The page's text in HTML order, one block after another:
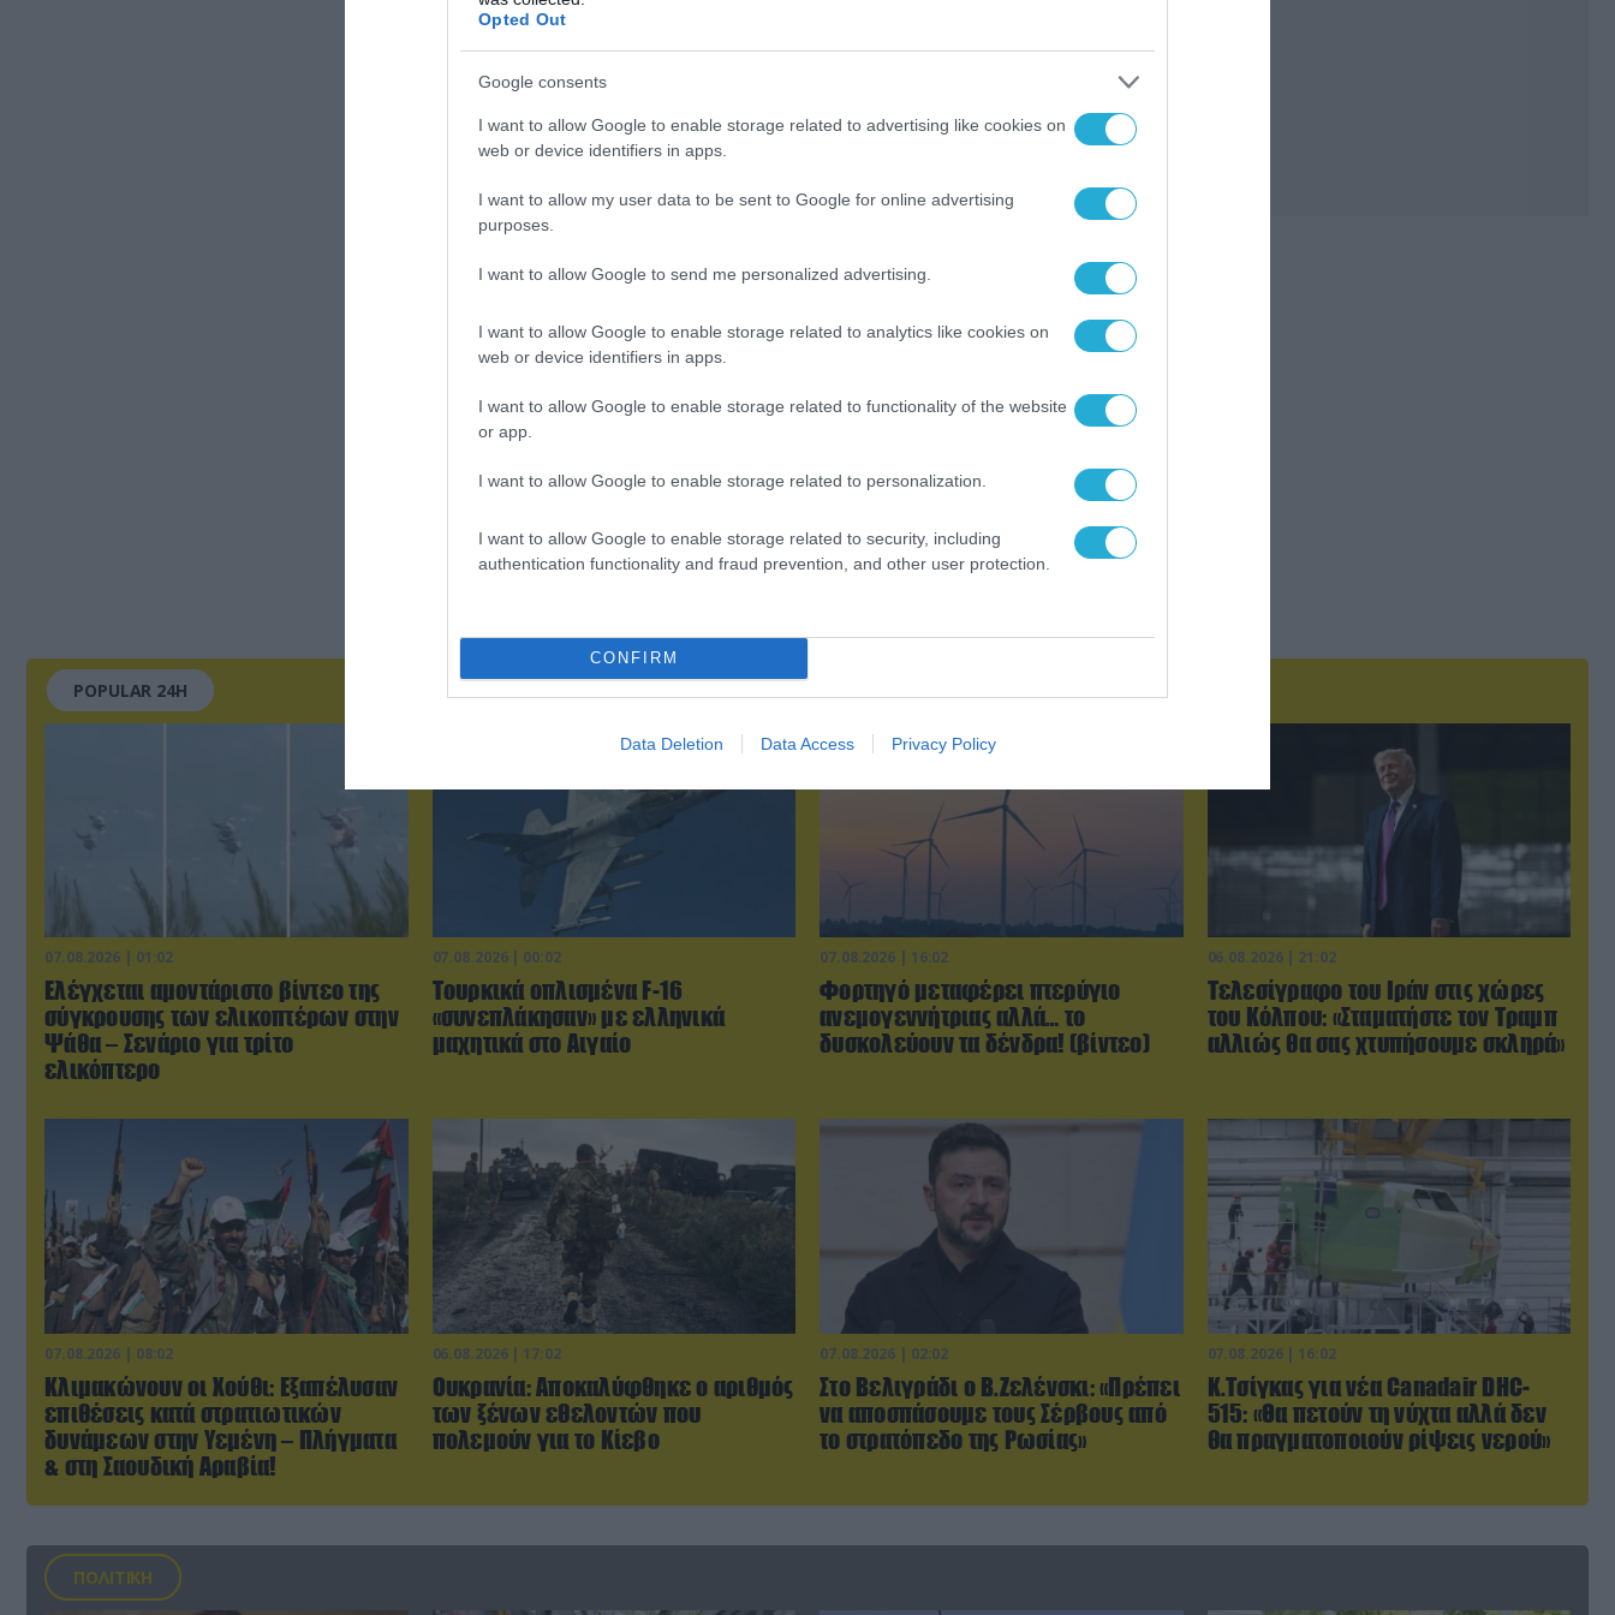
Opted Out
Google consents
I want to allow Google to enable storage related to advertising like cookies on
web or device identifiers in apps.
I want to allow my user data to be sent to Google for online advertising
purposes.
I want to allow Google to send me personalized advertising.
I want to allow Google to enable storage related to analytics like cookies on
web or device identifiers in apps.
I want to allow Google to enable storage related to functionality of the website
or app.
I want to allow Google to enable storage related to personalization.
I want to allow Google to enable storage related to security, including
authentication functionality and fraud prevention, and other user protection.
CONFIRM
Data Deletion Data Access Privacy Policy
POPULAR 24H
07.08.2026 | 01:02
Ελέγχεται αμοντάριστο βίντεο της
σύγκρουσης των ελικοπτέρων στην
Ψάθα – Σενάριο για τρίτο
ελικόπτερο
07.08.2026 | 00:02
Τουρκικά οπλισμένα F-16
«συνεπλάκησαν» με ελληνικά
μαχητικά στο Αιγαίο
07.08.2026 | 16:02
Φορτηγό μεταφέρει πτερύγιο
ανεμογεννήτριας αλλά… το
δυσκολεύουν τα δένδρα! (βίντεο)
06.08.2026 | 21:02
Τελεσίγραφο του Ιράν στις χώρες
του Κόλπου: «Σταματήστε τον Τραμπ
αλλιώς θα σας χτυπήσουμε σκληρά»
07.08.2026 | 08:02
Κλιμακώνουν οι Χούθι: Eξαπέλυσαν
επιθέσεις κατά στρατιωτικών
δυνάμεων στην Υεμένη – Πλήγματα
& στη Σαουδική Αραβία!
06.08.2026 | 17:02
Ουκρανία: Αποκαλύφθηκε ο αριθμός
των ξένων εθελοντών που
πολεμούν για το Κίεβο
07.08.2026 | 02:02
Στο Βελιγράδι ο Β.Ζελένσκι: «Πρέπει
να αποσπάσουμε τους Σέρβους από
το στρατόπεδο της Ρωσίας»
07.08.2026 | 16:02
Κ.Τσίγκας για νέα Canadair DHC-
515: «Θα πετούν τη νύχτα αλλά δεν
θα πραγματοποιούν ρίψεις νερού»
ΠΟΛΙΤΙΚΗ